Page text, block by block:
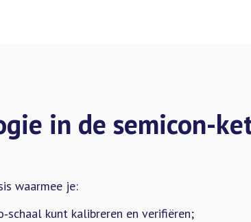
in de semicon-
waarmee je:
kunt kalibreren en verifiëren;